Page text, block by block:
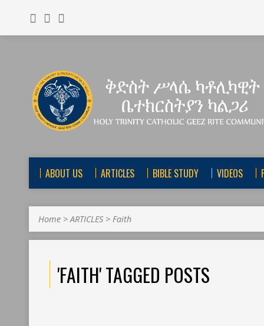
ABOUT US ARTICLES BIBLE STUDY VIDEOS
Home >ARTICLES> Faith
'FAITH' TAGGED POSTS